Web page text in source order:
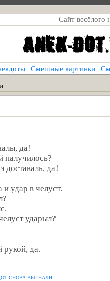
Сайт весёлого
| Смешные картинки |
да!
палучилось?
доставаль, да!
удар в челуст.
ударыл?
рукой, да.
СНОВА ВЫГНАЛИ